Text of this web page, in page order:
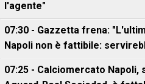
l'agente"
07:30 - Gazzetta frena:
Napoli non è fattibile:
07:25 - Calciomercato Napoli,